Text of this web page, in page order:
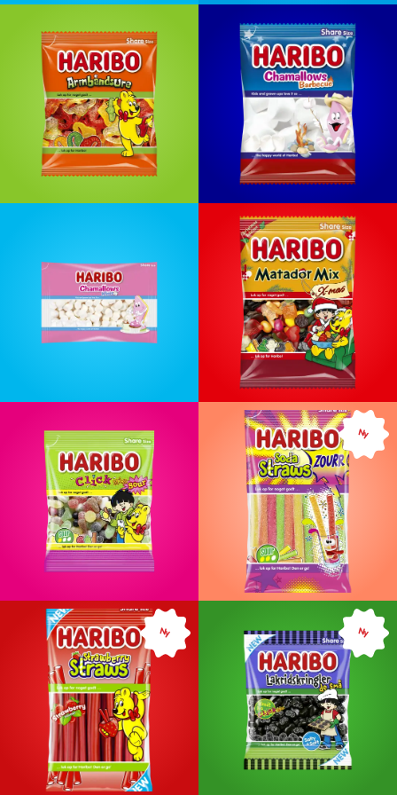
Ny
Ny Ny